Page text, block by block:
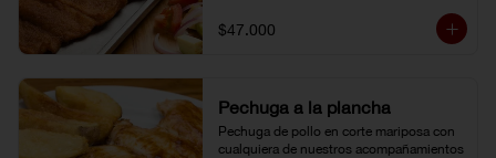
$47.000
Pechuga a la plancha
Pechuga de pollo en corte mariposa con
cualquiera de nuestros acompañamientos